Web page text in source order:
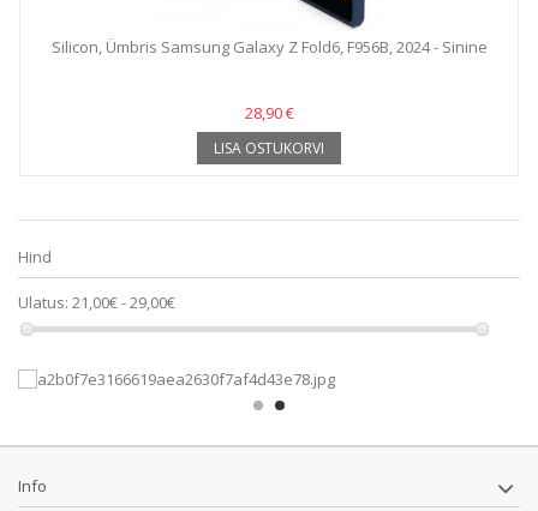
Silicon, Ümbris Samsung Galaxy Z Fold6, F956B, 2024 - Sinine
28,90 €
LISA OSTUKORVI
Hind
Ulatus: 21,00€ - 29,00€
Info